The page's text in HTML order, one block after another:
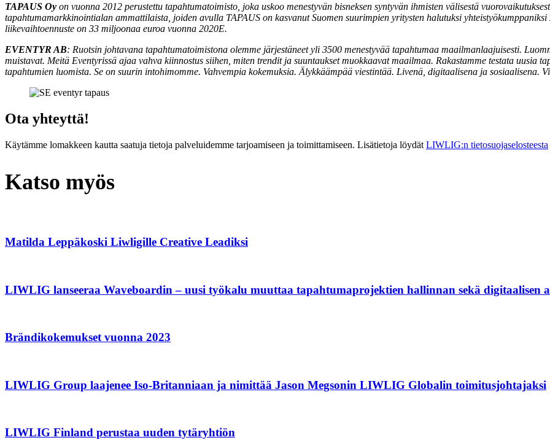
TAPAUS Oy on vuonna 2012 perustettu tapahtumatoimisto, joka uskoo menestyvän bisneksen syntyvän ihmisten välisestä
tapahtumamarkkinointialan ammattilaista, joiden avulla TAPAUS on kasvanut Suomen suurimpien yritysten halutuksi
liikevaihtoennuste on 33 miljoonaa euroa vuonna 2020E.
EVENTYR AB: Ruotsin johtavana tapahtumatoimistona olemme järjestäneet yli 3500 menestyvää tapahtumaa maailmanlaajuisesti.
muistavat. Meitä Eventyrissä ajaa vahva kiinnostus siihen, miten trendit ja suuntaukset muokkaavat maailmaa. Rakastamme testata uusia
tapahtumien luomista. Se on suurin intohimomme. Vahvempia kokemuksia. Älykkäämpää viestintää. Livenä, digitaalisena ja sosiaalisena.
Ota yhteyttä!
Käytämme lomakkeen kautta saatuja tietoja palveluidemme tarjoamiseen ja toimittamiseen. Lisätietoja löydät LIWLIG:n tietosuojaselosteesta
Katso myös
Matilda Leppäkoski Liwligille Creative Leadiksi
LIWLIG lanseeraa Waveboardin – uusi työkalu muuttaa tapahtumaprojektien hallinnan sekä digitaalisen
Brändikokemukset vuonna 2023
LIWLIG Group laajenee Iso-Britanniaan ja nimittää Jason Megsonin LIWLIG Globalin toimitusjohtajaksi
LIWLIG Finland perustaa uuden tytäryhtiön